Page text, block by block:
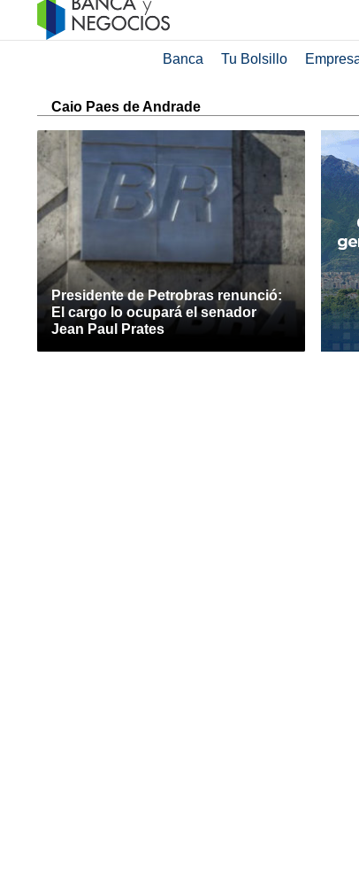
Banca Tu Bolsillo
Caio Paes de Andrade
Presidente de Petrobras renunció:
El cargo lo ocupará el senador
Jean Paul Prates